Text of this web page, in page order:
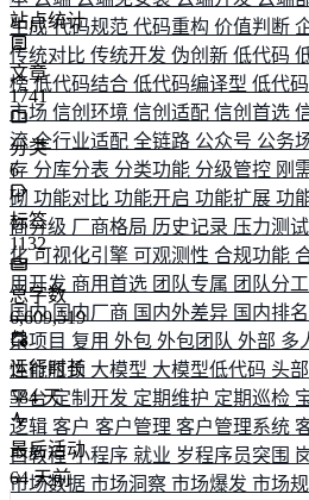
生成代码规范 代码重构 价值判断
传统对比 传统开发 伪创新 低代码
榜低代码结合 低代码编译型 低代
市场 信创环境 信创适配 信创首选
流全行业适配 全链路 公众号 公务
存 分库分表 分类功能 分级管控 刚
砌 功能对比 功能开启 功能扩展 功
商分级 厂商格局 历史记录 压力测试
化可视化引擎 可观测性 合规功能
用开发 商用首选 团队专属 团队分工
国内国内厂商 国内外差异 国内排名
杂项目 复用 外包 外包团队 外部 多
性能瓶颈 大模型 大模型低代码 头
平台定制开发 定期维护 定期巡检
逻辑 客户 客户管理 客户管理系统
白教程小程序 就业 岁程序员突围
市场数据 市场洞察 市场爆发 市场
站点统计
文章
1741
分类
6
标签
1132
总字数
6,609,519
运行时长
584 天
最后活动
64 天前